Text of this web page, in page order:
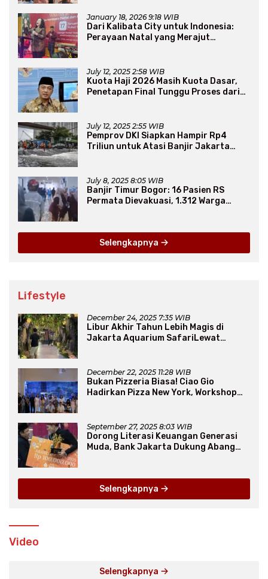
January 18, 2026 9:18 WIB
Dari Kalibata City untuk Indonesia:
Perayaan Natal yang Merajut
July 12, 2025 2:58 WIB
Kuota Haji 2026 Masih Kuota Dasar,
Penetapan Final Tunggu Proses dari
July 12, 2025 2:55 WIB
Pemprov DKI Siapkan Hampir Rp4
Triliun untuk Atasi Banjir Jakarta
July 8, 2025 8:05 WIB
Banjir Timur Bogor: 16 Pasien RS
Permata Dievakuasi, 1.312 Warga
Selengkapnya
Lifestyle
December 24, 2025 7:35 WIB
Libur Akhir Tahun Lebih Magis di
Jakarta Aquarium SafariLewat
December 22, 2025 11:28 WIB
Bukan Pizzeria Biasa! Ciao Gio
Hadirkan Pizza New York, Workshop
September 27, 2025 8:03 WIB
Dorong Literasi Keuangan Generasi
Muda, Bank Jakarta Dukung Abang
Selengkapnya
Video
Selengkapnya